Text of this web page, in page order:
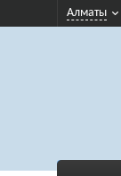
Алматы